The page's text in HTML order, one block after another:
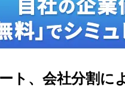
ト、会社分割に